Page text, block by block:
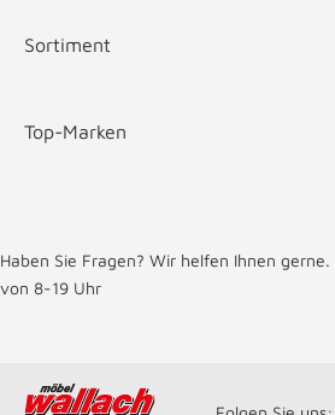
Sortiment
Top-Marken
Haben Sie Fragen? Wir helfen Ihnen gerne.
von 8-19 Uhr